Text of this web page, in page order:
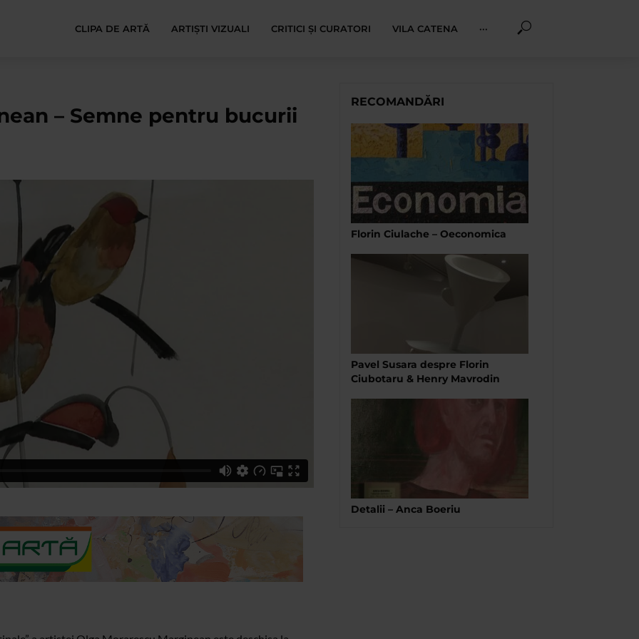
CLIPA DE ARTĂ ARTIȘTI VIZUALI CRITICI ȘI CURATORI VILA CATENA ···
– Semne pentru bucurii
RECOMANDĂRI
Florin Ciulache – Oeconomica
Pavel Susara despre Florin
Ciubotaru & Henry Mavrodin
Detalii – Anca Boeriu